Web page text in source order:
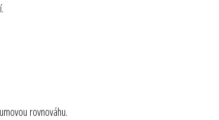
rovnováhu.